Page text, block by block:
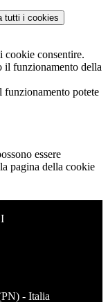
tutti i cookies
cookie consentire.
il funzionamento della
funzionamento potete
essere
pagina della cookie
- Italia